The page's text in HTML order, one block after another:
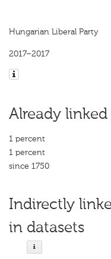
Hungarian Liberal Party
2017–2017
Already
1 percent
1 percent
since 1750
Indirectly
in datasets